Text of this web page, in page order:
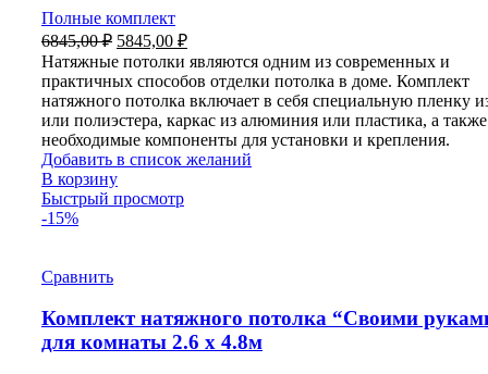
Полные комплект
6845,00₽ Первоначальная
цена
составляла
6845,00 ₽.
5845,00 ₽Текущая
цена:
5845,00 ₽.
Натяжные потолки являются одним из современных и
практичных способов отделки потолка в доме. Комплект
натяжного потолка включает в себя специальную пленку
или полиэстера, каркас из алюминия или пластика, а также
необходимые компоненты для установки и крепления.
Добавить в список желаний
В корзину
Быстрый просмотр
-15%
Сравнить
Комплект натяжного потолка “Своими
для комнаты 2.6 х 4.8м